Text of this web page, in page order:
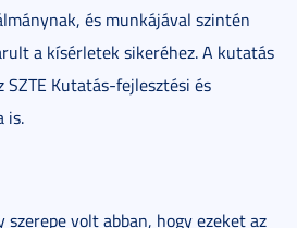
és munkájával szintén
a kísérletek sikeréhez. A kutatás
Kutatás-fejlesztési és
is.
volt abban, hogy ezeket az